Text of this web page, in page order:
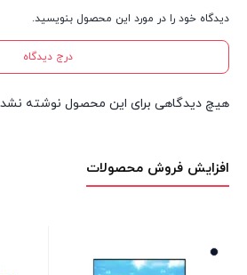
دیدگاه خود را در مورد این محصول بنویسید.
درج دیدگاه
هیچ دیدگاهی برای این محصول نوشته
افزایش فروش محصولات